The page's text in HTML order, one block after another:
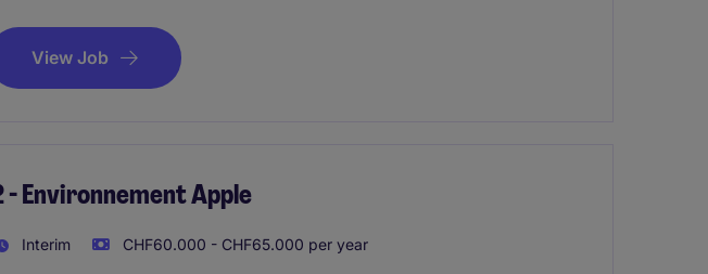
View Job
- Environnement Apple
Interim CHF60.000 - CHF65.000 per year